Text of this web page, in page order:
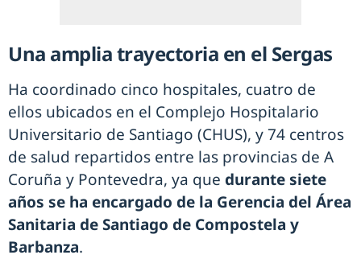
Una amplia trayectoria en el Sergas
Ha coordinado cinco hospitales, cuatro de
ellos ubicados en el Complejo Hospitalario
Universitario de Santiago (CHUS), y 74 centros
de salud repartidos entre las provincias de A
Coruña y Pontevedra, ya que durante siete
años se ha encargado de la Gerencia del Área
Sanitaria de Santiago de Compostela y
Barbanza.